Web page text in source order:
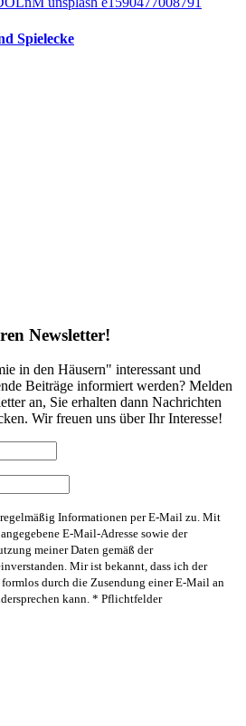
Spielecke
Newsletter!
in den Häusern" interessant und
Beiträge informiert werden? Melden
an, Sie erhalten dann Nachrichten
Wir freuen uns über Ihr Interesse!
Informationen per E-Mail zu. Mit
E-Mail-Adresse sowie der
meiner Daten gemäß der
Mir ist bekannt, dass ich der
durch die Zusendung einer E-Mail an
kann. * Pflichtfelder